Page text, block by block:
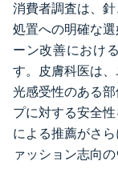
消費者調査は、
処置への明確な
ーン改善におけ
す。皮膚科医は
光感受性のある
プに対する安全
による推薦がさ
ァッション志向